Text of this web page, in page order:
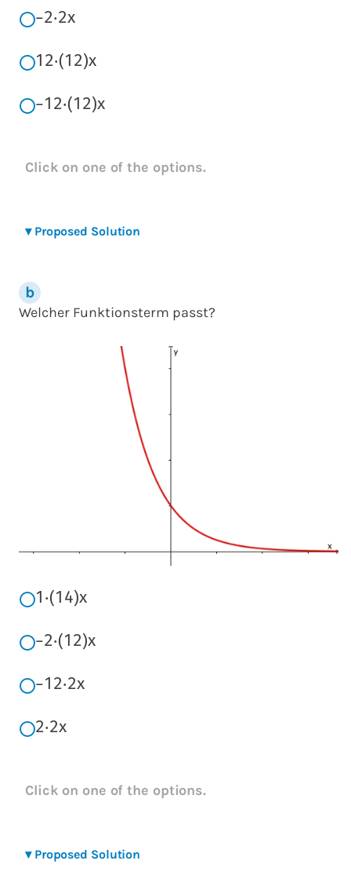
−2⋅2x
1 2⋅(1 2)x
−1 2⋅(1 2)x
Click on one of the options.
▾ Proposed Solution
Welcher Funktionsterm passt?
1 ⋅(1 4)x
−2⋅(1 2)x
−1 2⋅2x
2⋅2x
Click on one of the options.
▾ Proposed Solution